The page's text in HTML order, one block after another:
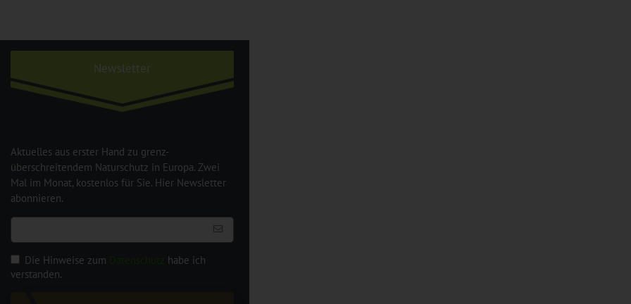
Newsletter
Aktuelles aus erster Hand zu grenz-
überschreitendem Naturschutz in Europa. Zwei
Mal im Monat, kostenlos für Sie. Hier Newsletter
abonnieren.
Die Hinweise zum
habe ich
verstanden.